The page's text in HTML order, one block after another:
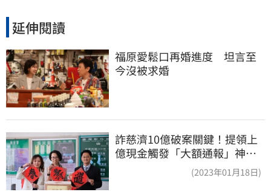
延伸閱讀
福原愛鬆口再婚進度　坦言至
今沒被求婚
詐慈濟10億破案關鍵！提領上
億現金觸發「大額通報」神鬼
(2023年01月18日)